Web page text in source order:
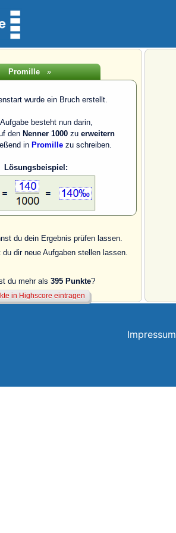
Promille»
wurde ein Bruch erstellt.
besteht nun darin,
den Nenner 1000zu erweitern
in Promillezu schreiben.
Lösungsbeispiel:
du dein Ergebnis prüfen lassen.
du dir neue Aufgaben stellen lassen.
du mehr als395 Punkte?
Impressum